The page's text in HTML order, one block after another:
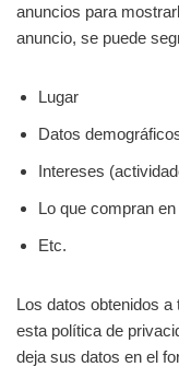
anuncios para
anuncio, se puede
Lugar
Datos
Intereses
Lo que compran
Etc.
Los datos obtenidos
esta política de
deja sus datos en el